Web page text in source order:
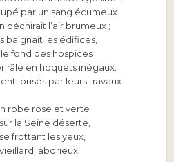
par un sang écumeux
déchirait l’air brumeux ;
baignait les édifices,
fond des hospices
râle en hoquets inégaux.
brisés par leurs travaux.
robe rose et verte
la Seine déserte,
frottant les yeux,
laborieux.